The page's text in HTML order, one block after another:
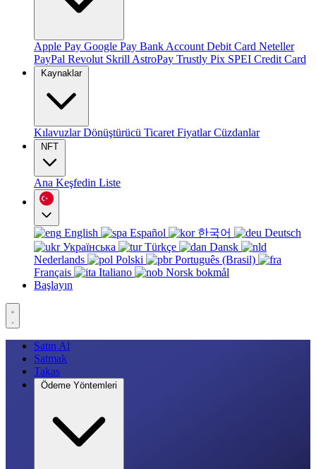
Apple Pay Google Pay Bank Account Debit Card Neteller
PayPal Revolut Skrill AstroPay Trustly Pix SPEI Credit Card
Kaynaklar
KılavuzlarDönüştürücü Ticaret FiyatlarCüzdanlar
NFT
Ana Keşfedin Liste
English Español 한국어
Deutsch
Українська
Türkçe
Dansk
Nederlands
Polski
Português (Brasil)
Français
Italiano
Norsk bokmål
Başlayın
Satın Al
Satmak
Takas
Ödeme Yöntemleri